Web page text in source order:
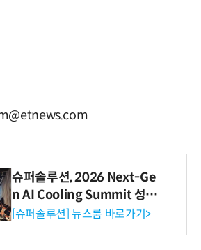
슈퍼솔루션, 2026 Next-Ge
n AI Cooling Summit 성황
리 성료
[슈퍼솔루션] 뉴스룸 바로가기>